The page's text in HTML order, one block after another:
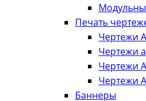
Печать
Чертежи
Чертежи
Чертежи
Чертежи
Баннеры